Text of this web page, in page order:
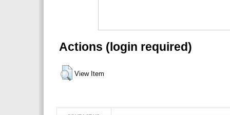
Actions (login required)
View Item